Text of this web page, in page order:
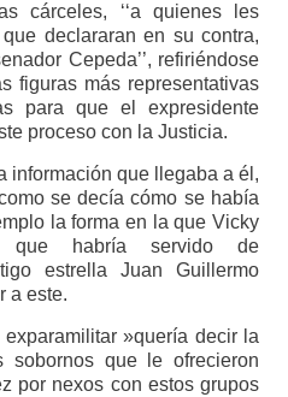
cárceles, ‘‘a quienes les
que declararan en su contra,
Cepeda’’, refiriéndose
figuras más representativas
para que el expresidente
proceso con la Justicia.
información que llegaba a él,
se decía cómo se había
la forma en la que Vicky
que habría servido de
estrella Juan Guillermo
a este.
»quería decir la
sobornos que le ofrecieron
por nexos con estos grupos